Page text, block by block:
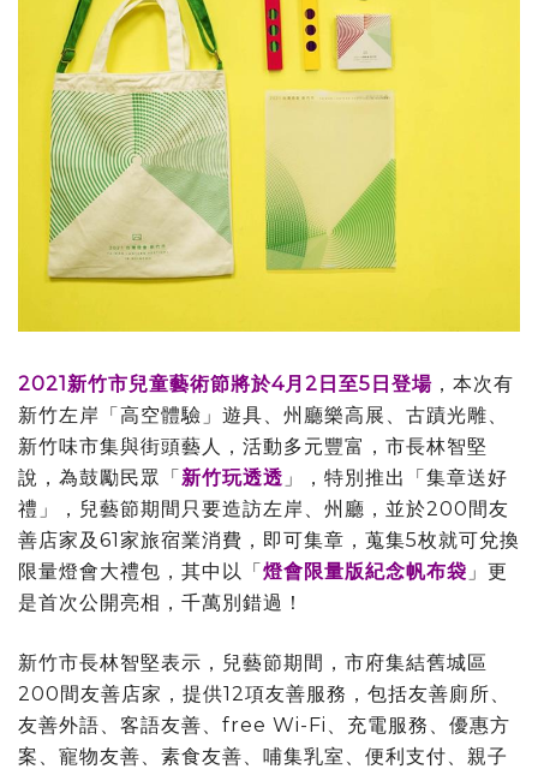
2021新竹市兒童藝術節將於4月2日至5日登場 ，本次有
新竹左岸「高空體驗」遊具、州廳樂高展、古蹟光雕、
新竹味市集與街頭藝人，活動多元豐富，市長林智堅
說，為鼓勵民眾「新竹玩透透 」，特別推出「集章送好
禮」，兒藝節期間只要造訪左岸、州廳，並於200間友
善店家及61家旅宿業消費，即可集章，蒐集5枚就可兌換
限量燈會大禮包，其中以「燈會限量版紀念帆布袋 」更
是首次公開亮相，千萬別錯過！
新竹市長林智堅表示，兒藝節期間，市府集結舊城區
200間友善店家，提供12項友善服務，包括友善廁所、
友善外語、客語友善、free Wi-Fi、充電服務、優惠方
案、寵物友善、素食友善、哺集乳室、便利支付、親子